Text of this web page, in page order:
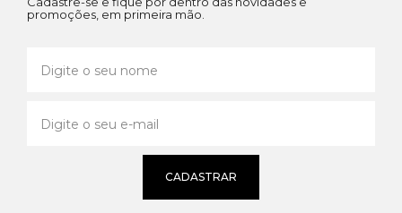
promoções, em primeira mão.
CADASTRAR